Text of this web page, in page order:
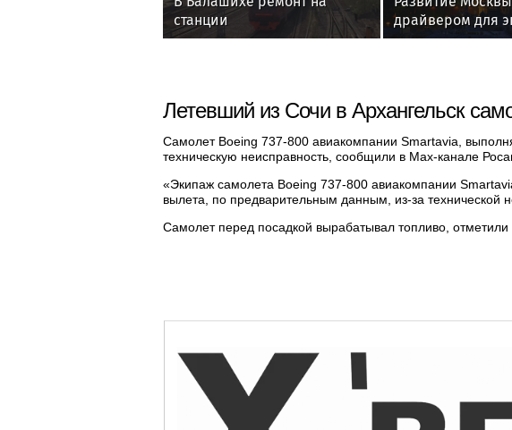
станции
«Железнодорожная» идет с
драйвером для
российских
Летевший из Сочи в Архангельск
Самолет Boeing 737-800 авиакомпании Smartavia,
техническую неисправность, сообщили в Max-канале
«Экипаж самолета Boeing 737-800 авиакомпании
вылета, по предварительным данным, из-за технической
Самолет перед посадкой вырабатывал топливо, отметили